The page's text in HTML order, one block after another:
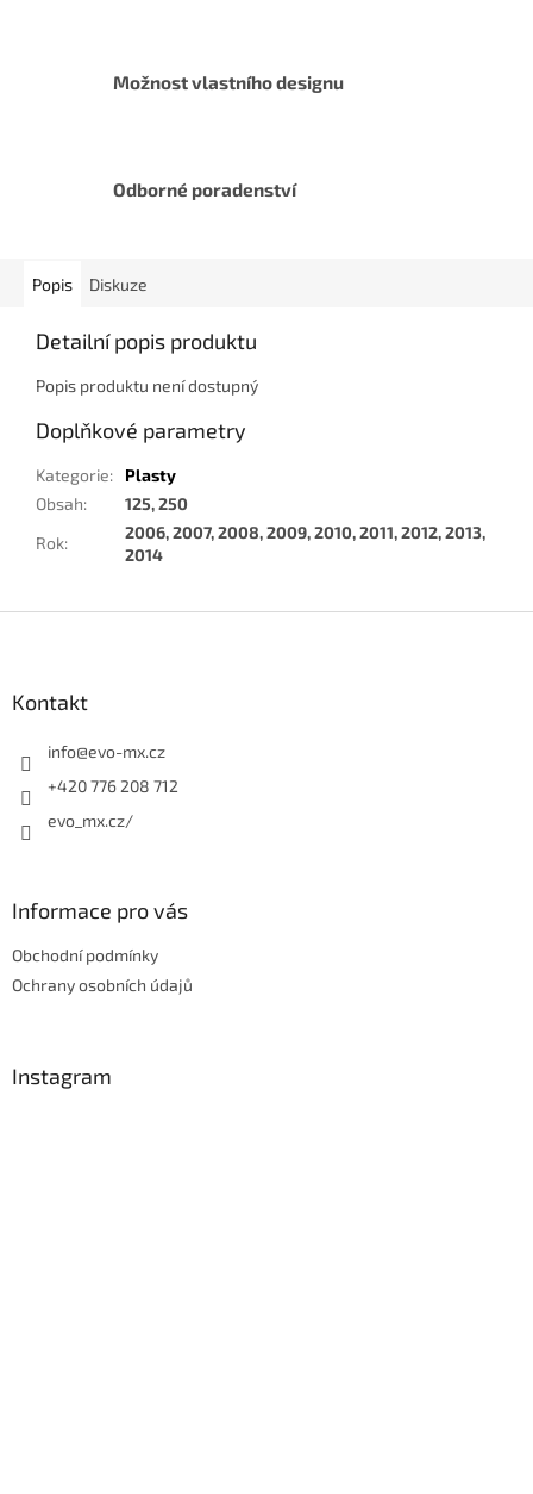
Možnost vlastního designu
Odborné poradenství
Popis Diskuze
Detailní popis produktu
Popis produktu není dostupný
Doplňkové parametry
Kategorie:
Plasty
Obsah:
125, 250
Rok:
2006, 2007, 2008, 2009, 2010, 2011, 2012, 2013,
2014
Kontakt
info@evo-mx.cz
+420 776 208 712
evo_mx.cz/
Informace pro vás
Obchodní podmínky
Ochrany osobních údajů
Instagram